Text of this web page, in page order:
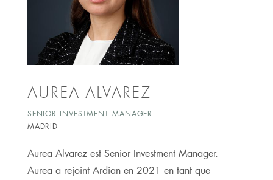
AUREA ALVAREZ
SENIOR INVESTMENT MANAGER
MADRID
Aurea Alvarez est Senior Investment Manager.
Aurea a rejoint Ardian en 2021 en tant que